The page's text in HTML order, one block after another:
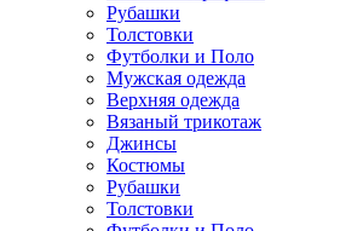
Рубашки
Толстовки
Футболки и Поло
Мужская одежда
Верхняя одежда
Вязаный трикотаж
Джинсы
Костюмы
Рубашки
Толстовки